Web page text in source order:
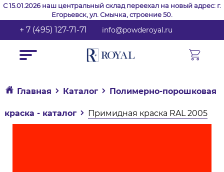
С 15.01.2026 наш центральный склад переехал на новый адрес: г.
Егорьевск, ул. Смычка, строение 50.
+ 7 (495) 127-71-71 info@powderoyal.ru
Главная Каталог Полимерно-порошковая
краска - каталог Примидная краска RAL 2005